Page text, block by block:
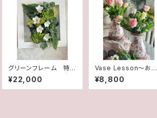
グリーンフレーム 特
大(造花)
¥22,000
Vase Lesson〜お花
と花瓶の選び方講座〜
¥8,800